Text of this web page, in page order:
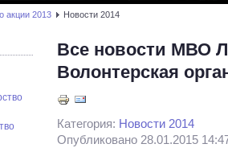
акции 2013 Новости 2014
Все новости МВО
Волонтерская
Категория: Новости 2014
Опубликовано 28.01.2015